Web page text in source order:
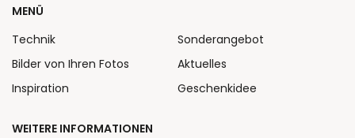
MENÜ
Technik
Bilder von Ihren Fotos
Inspiration
Sonderangebot
Aktuelles
Geschenkidee
WEITERE INFORMATIONEN